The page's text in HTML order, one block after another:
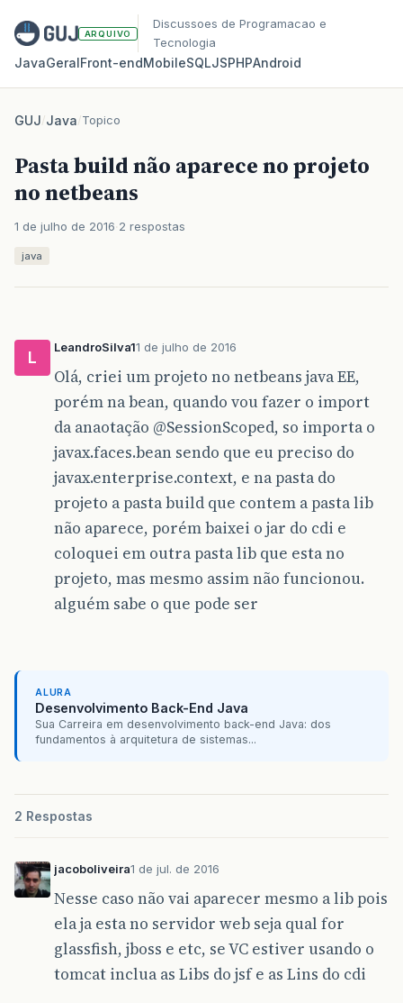
ARQUIVO
Discussoes de Programacao e
Tecnologia
JavaGeralFront‑endMobileSQLJSPHPAndroid
GUJ/Java/Topico
Pasta build não aparece no projeto
no netbeans
1 de julho de 2016 2 respostas
java
L
LeandroSilva11 de julho de 2016
Olá, criei um projeto no netbeans java EE,
porém na bean, quando vou fazer o import
da anaotação @SessionScoped, so importa o
javax.faces.bean sendo que eu preciso do
javax.enterprise.context, e na pasta do
projeto a pasta build que contem a pasta lib
não aparece, porém baixei o jar do cdi e
coloquei em outra pasta lib que esta no
projeto, mas mesmo assim não funcionou.
alguém sabe o que pode ser
ALURA
Desenvolvimento Back-End Java
Sua Carreira em desenvolvimento back-end Java: dos
fundamentos à arquitetura de sistemas...
2 Respostas
jacoboliveira1 de jul. de 2016
Nesse caso não vai aparecer mesmo a lib pois
ela ja esta no servidor web seja qual for
glassfish, jboss e etc, se VC estiver usando o
tomcat inclua as Libs do jsf e as Lins do cdi